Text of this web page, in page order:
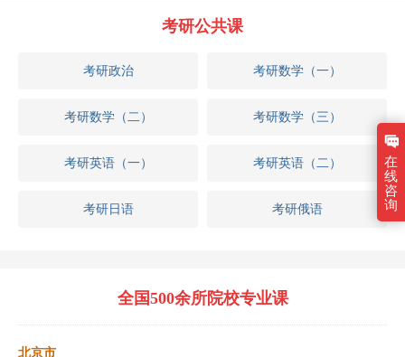
考研公共课
考研政治 考研数学（一）
考研数学（二） 考研数学（三）
考研英语（一） 考研英语（二）
考研日语 考研俄语
全国500余所院校专业课
北京市
在
线
咨
询